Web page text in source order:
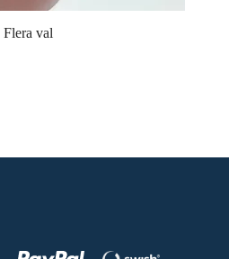
Flera val